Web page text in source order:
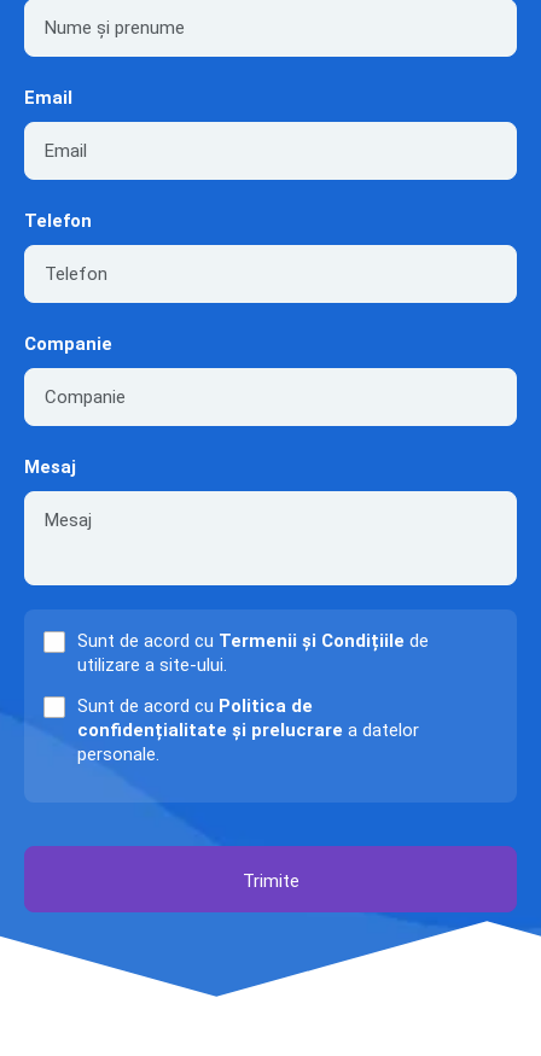
Email
Telefon
Companie
Mesaj
Sunt de acord cu Termenii și Condițiile de
utilizare a site-ului.
Sunt de acord cu Politica de
confidențialitate și prelucrare a datelor
personale.
Trimite